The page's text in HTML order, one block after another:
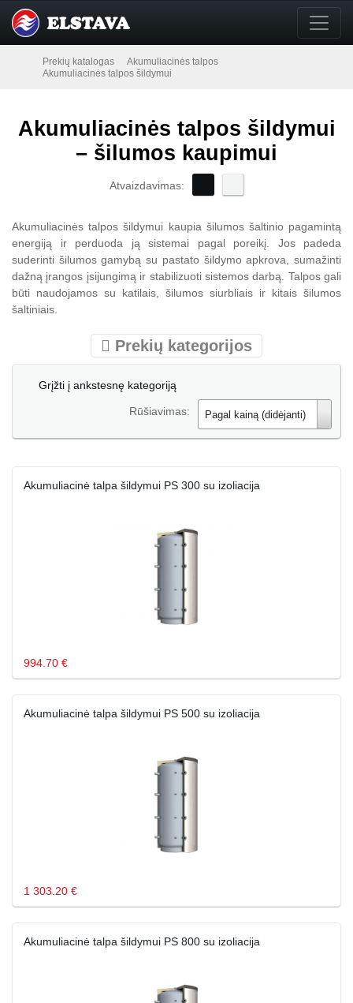
Prekių katalogas
Akumuliacinės talpos
Akumuliacinės talpos šildymui
Akumuliacinės talpos šildymui
– šilumos kaupimui
Atvaizdavimas:
Akumuliacinės talpos šildymui kaupia šilumos šaltinio pagamintą
energiją ir perduoda ją sistemai pagal poreikį. Jos padeda
suderinti šilumos gamybą su pastato šildymo apkrova, sumažinti
dažną įrangos įsijungimą ir stabilizuoti sistemos darbą. Talpos gali
būti naudojamos su katilais, šilumos siurbliais ir kitais šilumos
šaltiniais.
Prekių kategorijos
Grįžti į ankstesnę kategoriją
Rūšiavimas: Pagal kainą (didėjanti)
Akumuliacinė talpa šildymui PS 300 su izoliacija
994.70 €
Akumuliacinė talpa šildymui PS 500 su izoliacija
1 303.20 €
Akumuliacinė talpa šildymui PS 800 su izoliacija